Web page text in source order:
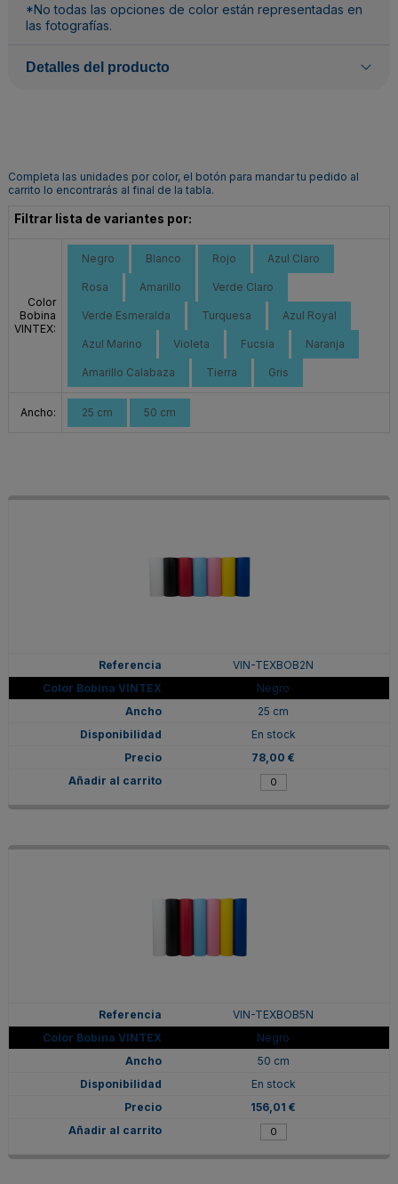
*No todas las opciones de color están representadas en
las fotografías.
Detalles del producto
Completa las unidades por color, el botón para mandar tu pedido al
carrito lo encontrarás al final de la tabla.
Filtrar lista de variantes por:
Color
Bobina
VINTEX:
Negro Blanco Rojo Azul Claro
Rosa Amarillo Verde Claro
Verde Esmeralda Turquesa Azul Royal
Azul Marino Violeta Fucsia Naranja
Amarillo Calabaza Tierra Gris
Ancho: 25 cm 50 cm
VIN-TEXBOB2N
Negro
25 cm
En stock
78,00 €
VIN-TEXBOB5N
Negro
50 cm
En stock
156,01 €